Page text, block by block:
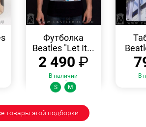
ПРОСМОТР
Футболка
Beatles "Let It...
2 490 ₽
В наличии
Размеры:
S M
В
товары этой подборки